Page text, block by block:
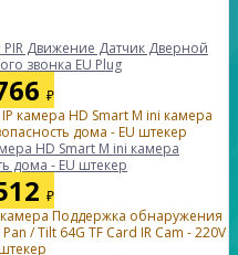
Движение Датчик Дверной
звонка EU Plug
₽
HD Smart M ini камера
дома - EU штекер
₽